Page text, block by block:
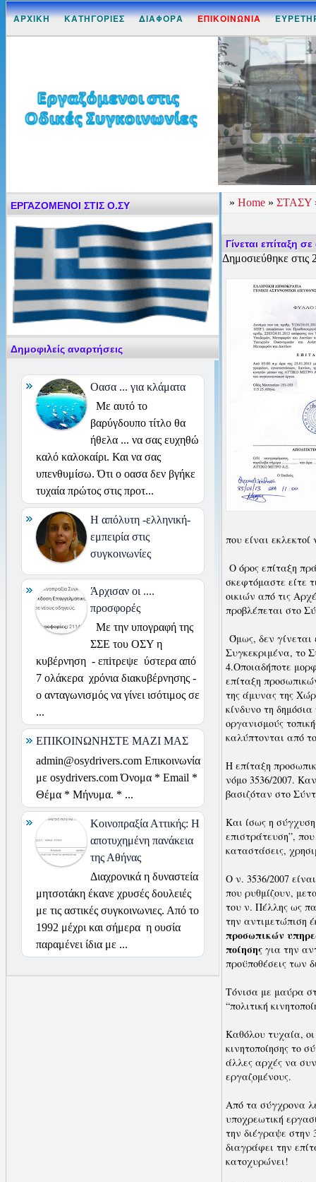
ΑΡΧΙΚΗ ΚΑΤΗΓΟΡΙΕΣ ΔΙΑΦΟΡΑ ΕΠΙΚΟΙΝΩΝΙΑ
» Home » ΣΤΑΣΥ
Γίνεται επίταξη
Δημοσιεύθηκε στις
που είναι
Ο όρος επίταξη
σκεφτόμαστε είτε
οικιών από τις
προβλέπεται στο
Όμως, δεν
Συγκεκριμένα, το
4.Οποιαδήποτε
επίταξη
της άμυνας της
κίνδυνο τη
οργανισμούς
καλύπτονται από
Η επίταξη
νόμο 3536/2007.
βασιζόταν στο
Και ίσως η
επιστράτευση”,
καταστάσεις,
Ο ν. 3536/2007
που ρυθμίζουν,
του ν. Πέλλης ως
την αντιμετώπιση
προσωπικών
ποίησης για την
προϋ­ποθέσεις των
Τόνισα με μαύρα
“πολιτική
Καθόλου τυχαία,
κινητοποίησης το
άλλες αρχές να
εργαζομένους.
Από τα σύγχρονα
υποχρεωτική
την διέγραψε στην
διαγράφει την
κατοχυρώνει!
ΕΡΓΑΖΟΜΕΝΟΙ ΣΤΙΣ Ο.ΣΥ
Δημοφιλείς αναρτήσεις
Οασα ... για κλάματα
Με αυτό το
βαρύγδουπο τίτλο θα
ήθελα ... να σας ευχηθώ
καλό καλοκαίρι. Και να σας
υπενθυμίσω. Ότι ο οασα δεν βγήκε
τυχαία πρώτος στις προτ...
H απόλυτη -ελληνική-
εμπειρία στις
συγκοινωνίες
Άρχισαν οι ....
προσφορές
Με την υπογραφή της
ΣΣΕ του ΟΣΥ η
κυβέρνηση - επiτρεψε ύστερα από
7 ολάκερα χρόνια διακυβέρνησης -
ο ανταγωνισμός να γίνει ισότιμος σε
...
ΕΠΙΚΟΙΝΩΝΗΣΤΕ ΜΑΖΙ ΜΑΣ
admin@osydrivers.com Επικοινωνία
με osydrivers.com Όνομα * Email *
Θέμα * Μήνυμα. * ...
Κοινοπραξία Αττικής: H
αποτυχημένη πανάκεια
της Αθήνας
Διαχρονικά η δυναστεία
μητσοτάκη έκανε χρυσές δουλειές
με τις αστικές συγκοινωνιες. Από το
1992 μέχρι και σήμερα η ουσία
παραμένει ίδια με ...